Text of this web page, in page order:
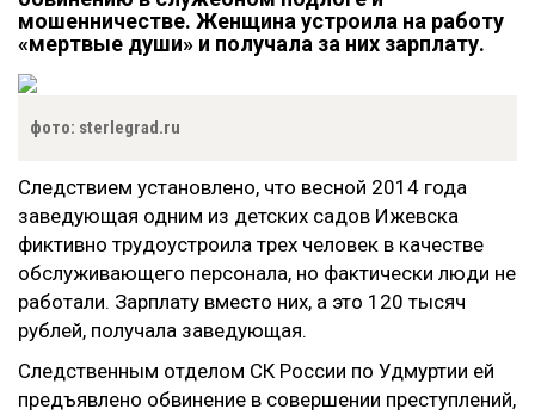
мошенничестве. Женщина устроила на работу
«мертвые души» и получала за них зарплату.
фото: sterlegrad.ru
Следствием установлено, что весной 2014 года
заведующая одним из детских садов Ижевска
фиктивно трудоустроила трех человек в качестве
обслуживающего персонала, но фактически люди не
работали. Зарплату вместо них, а это 120 тысяч
рублей, получала заведующая.
Следственным отделом СК России по Удмуртии ей
предъявлено обвинение в совершении преступлений,